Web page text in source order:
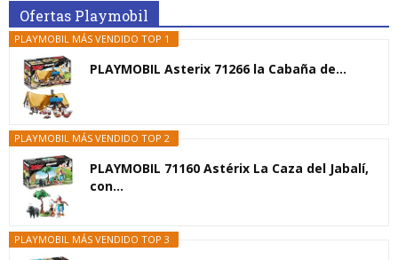
Ofertas Playmobil
PLAYMOBIL MÁS VENDIDO TOP 1
PLAYMOBIL Asterix 71266 la Cabaña de...
PLAYMOBIL MÁS VENDIDO TOP 2
PLAYMOBIL 71160 Astérix La Caza del Jabalí,
con...
PLAYMOBIL MÁS VENDIDO TOP 3